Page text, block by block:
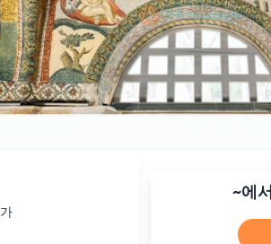
~에서